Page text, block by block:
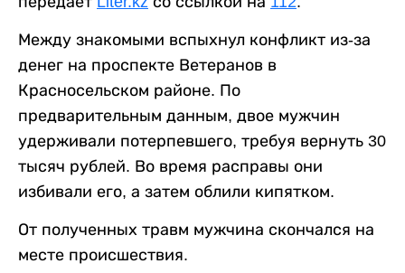
Между знакомыми вспыхнул конфликт из-за
денег на проспекте Ветеранов в
Красносельском районе. По
предварительным данным, двое мужчин
удерживали потерпевшего, требуя вернуть 30
тысяч рублей. Во время расправы они
избивали его, а затем облили кипятком.
От полученных травм мужчина скончался на
месте происшествия.